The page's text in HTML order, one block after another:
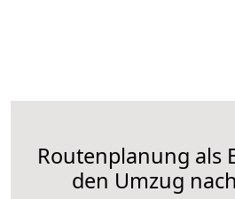
Routenplanung als
den Umzug